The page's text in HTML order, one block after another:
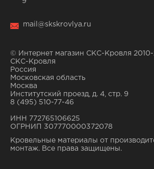
mail@skskrovlya.ru
© Интернет магазин СКС-Кровля 2010-
СКС-Кровля
Россия
Московская область
Москва
Институтский проезд, д. 4, стр. 9
8 (495) 510-77-46
ИНН 772765106625
ОГРНИП 307770000372078
Кровельные материалы от
монтаж. Все права защищены.